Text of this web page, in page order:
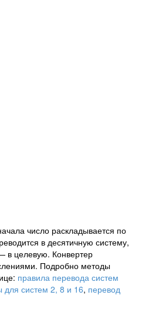
число раскладывается по
в десятичную систему,
в целевую. Конвертер
Подробно методы
правила перевода систем
для систем 2, 8 и 16, перевод